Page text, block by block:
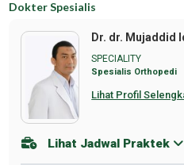
Dokter Spesialis
Dr. dr. Mujaddid
SPECIALITY
Spesialis Orthopedi
Lihat Profil
Lihat Jadwal Praktek